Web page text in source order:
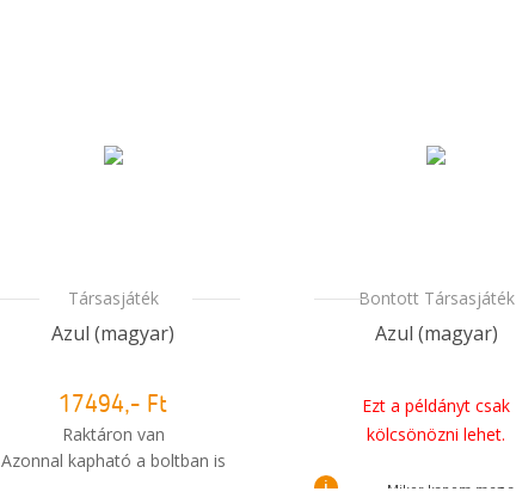
rendelésem?
rendelésem?
Társasjáték
Azul (magyar)
17494,- Ft
Raktáron van
Azonnal kapható a boltban is
Bontott Társasjáték
Azul (magyar)
Ezt a példányt csak
kölcsönözni lehet.
i
Mikor kapom meg a